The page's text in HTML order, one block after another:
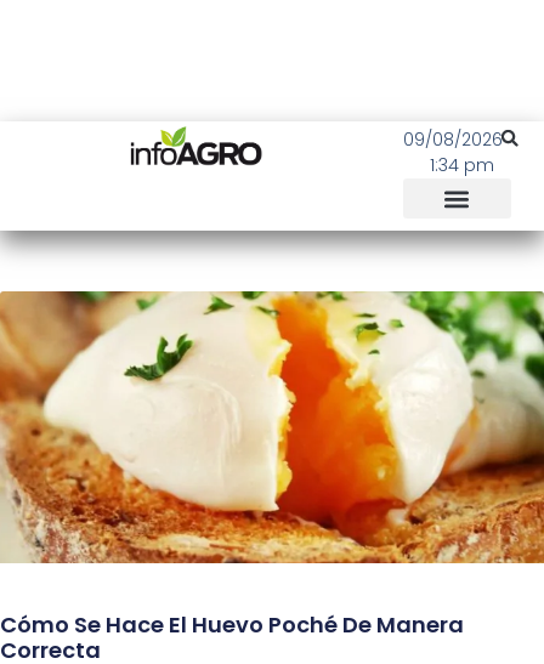
09/08/2026
1:34 pm
Cómo Se Hace El Huevo Poché De Manera
Correcta